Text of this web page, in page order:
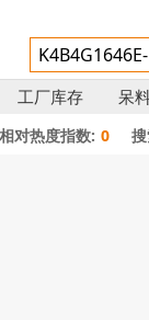
工厂库存 呆
相对热度指数: 0